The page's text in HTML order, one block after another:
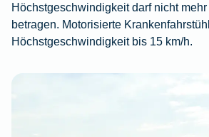
Höchstgeschwindigkeit darf nicht
betragen. Motorisierte
Höchstgeschwindigkeit bis 15 km/h.